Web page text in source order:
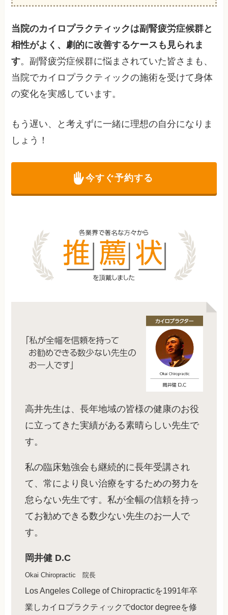
当院のカイロプラクティックは副腎疲労症候群と
相性がよく、劇的に改善するケースも見られま
す。副腎疲労症候群に悩まされていた皆さまも、
当院でカイロプラクティックの施術を受けて身体
の変化を実感しています。
もう遅い、と考えずに一緒に理想の自分になりま
しょう！
今すぐ予約する
高井先生は、長年地域の皆様の健康のお役
に立ってきた実績がある素晴らしい先生で
す。
私の臨床勉強会も継続的に長年受講され
て、常により良い治療をするための努力を
怠らない先生です。私が全幅の信頼を持っ
てお勧めできる数少ない先生のお一人で
す。
岡井健 D.C
Okai Chiropractic 院長
Los Angeles College of Chiropracticを1991年卒
業しカイロプラクティックでdoctor degreeを修